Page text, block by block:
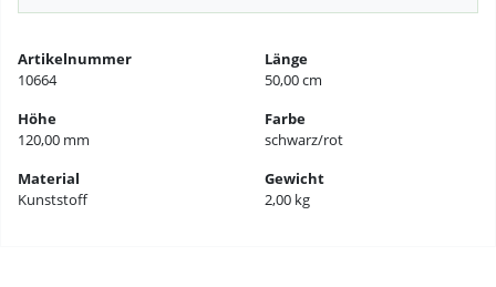
Artikelnummer
10664
Länge
50,00 cm
Höhe
120,00 mm
Farbe
schwarz/rot
Material
Kunststoff
Gewicht
2,00 kg